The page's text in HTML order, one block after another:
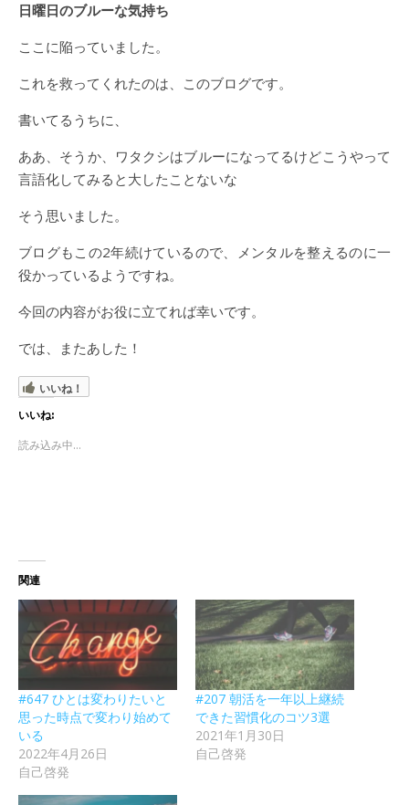
日曜日のブルーな気持ち
ここに陥っていました。
これを救ってくれたのは、このブログです。
書いてるうちに、
ああ、そうか、ワタクシはブルーになってるけどこうやって
言語化してみると大したことないな
そう思いました。
ブログもこの2年続けているので、メンタルを整えるのに一
役かっているようですね。
今回の内容がお役に立てれば幸いです。
では、またあした！
いいね！
いいね:
読み込み中...
関連
#647 ひとは変わりたいと
思った時点で変わり始めて
いる
2022年4月26日
自己啓発
#207 朝活を一年以上継続
できた習慣化のコツ3選
2021年1月30日
自己啓発